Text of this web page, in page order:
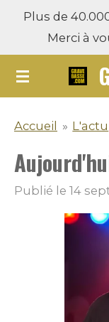
Passer
contenu
principal
Plus de
Merci à
Accueil » L'actu
Publié le 14